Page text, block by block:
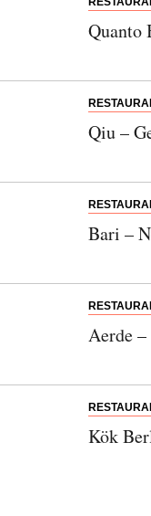
Quanto
Qiu –
Bari –
Aerde
Kök